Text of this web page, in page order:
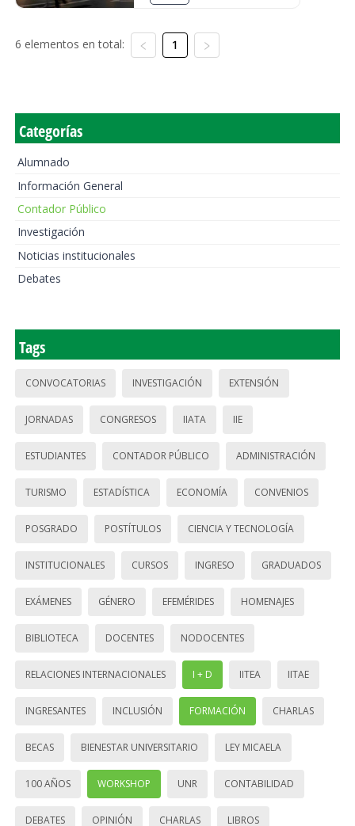
6 elementos en total: 1
Categorías
Alumnado
Información General
Contador Público
Investigación
Noticias institucionales
Debates
Tags
CONVOCATORIAS INVESTIGACIÓN EXTENSIÓN
JORNADAS CONGRESOS IIATA IIE
ESTUDIANTES CONTADOR PÚBLICO ADMINISTRACIÓN
TURISMO ESTADÍSTICA ECONOMÍA CONVENIOS
POSGRADO POSTÍTULOS CIENCIA Y TECNOLOGÍA
INSTITUCIONALES CURSOS INGRESO GRADUADOS
EXÁMENES GÉNERO EFEMÉRIDES HOMENAJES
BIBLIOTECA DOCENTES NODOCENTES
RELACIONES INTERNACIONALES I + D IITEA IITAE
INGRESANTES INCLUSIÓN FORMACIÓN CHARLAS
BECAS BIENESTAR UNIVERSITARIO LEY MICAELA
100 AÑOS WORKSHOP UNR CONTABILIDAD
DEBATES OPINIÓN CHARLAS LIBROS